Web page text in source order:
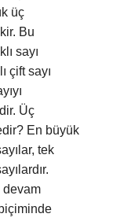
üç
Bu
sayı
çift sayı
Üç
En büyük
tek
devam